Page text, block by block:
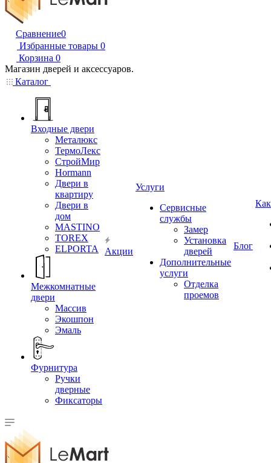
Сравнение0
Избранные товары 0
Корзина 0
Магазин дверей и аксессуаров.
Каталог
Входные двери
Металюкс
ТермоЛекс
СтройМир
Hormann
Двери в
квартиру
Двери в
дом
MASTINO
TOREX
ELPORTA
Межкомнатные
двери
Массив
Экошпон
Эмаль
Фурнитура
Ручки
дверные
Фиксаторы
Акции
Услуги
Сервисные
службы
Замер
Установка
дверей
Дополнительные
услуги
Отделка
проемов
Блог